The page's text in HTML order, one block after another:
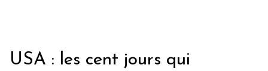
USA : les cent jours qui